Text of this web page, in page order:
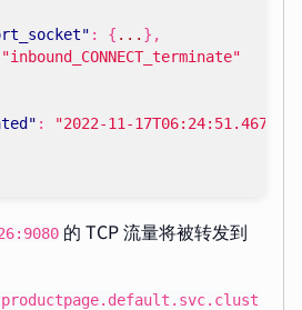
: { ... },
"inbound_CONNECT_terminate"
:
"2022-11-17T06:24:51.467Z"
的 TCP 流量将被转发到